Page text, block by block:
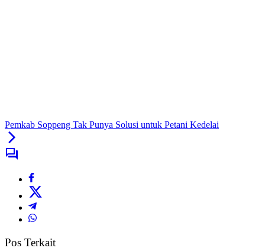
Pemkab Soppeng Tak Punya Solusi untuk Petani Kedelai
Pos Terkait